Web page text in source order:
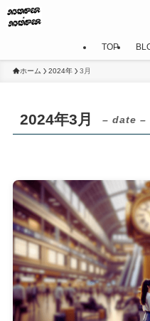
TOP
ホーム 2024年 3月
2024年3月 – date –